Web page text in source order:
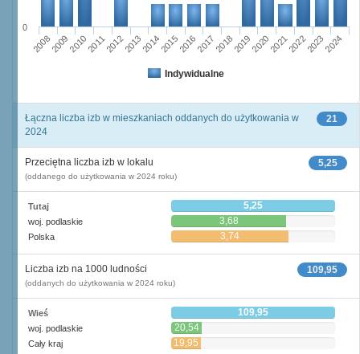
Indywidualne
20082009201020112012201320142015201620172018201920202021202220232024
0
21
Łączna liczba izb w mieszkaniach oddanych do użytkowania w
2024
5,25
Przeciętna liczba izb w lokalu
(oddanego do użytkowania w 2024 roku)
Tutaj 5,25
woj. podlaskie 3,68
Polska 3,74
109,95
Liczba izb na 1000 ludności
(oddanych do użytkowania w 2024 roku)
Wieś 109,95
woj. podlaskie 20,54
Cały kraj 19,95